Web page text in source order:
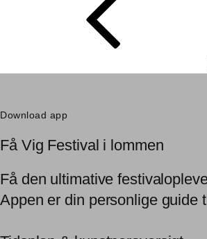
Download app
Få Vig Festival i lommen
Få den ultimative
Appen er din personlige guide